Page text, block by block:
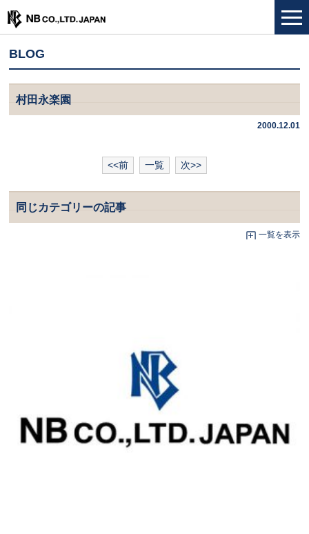
BLOG
村田永楽園
2000.12.01
<<前 一覧 次>>
同じカテゴリーの記事
一覧を表示